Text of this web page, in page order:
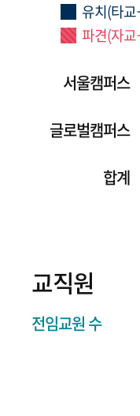
유치(타
파견(자
서울캠퍼스
글로벌캠퍼스
합계
교직원
전임교원 수